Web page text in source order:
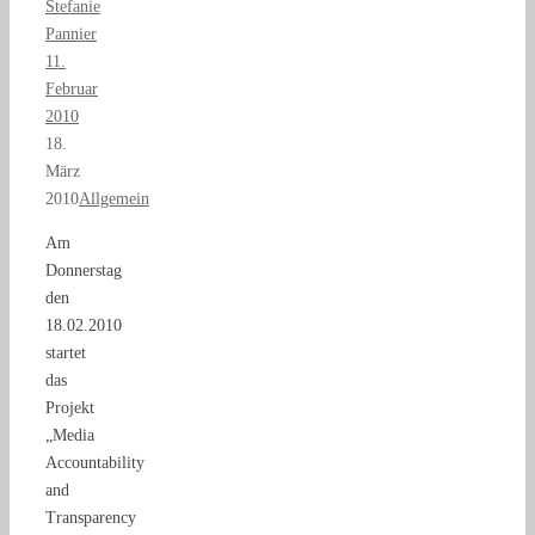
Stefanie
Pannier
11.
Februar
2010
18.
März
2010Allgemein
Am
Donnerstag
den
18.02.2010
startet
das
Projekt
„Media
Accountability
and
Transparency